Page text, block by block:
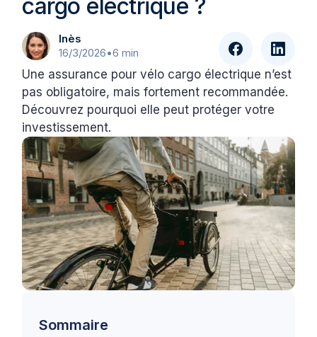
cargo électrique ?
Inès
16/3/2026•6 min
Une assurance pour vélo cargo électrique n’est
pas obligatoire, mais fortement recommandée.
Découvrez pourquoi elle peut protéger votre
investissement.
Sommaire